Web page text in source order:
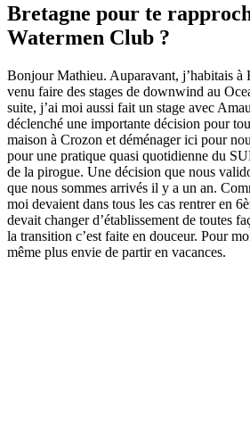
Bretagne pour te
Watermen Club ?
Bonjour Mathieu. Auparavant, j’habitais à
venu faire des stages de downwind au
suite, j’ai moi aussi fait un stage avec
déclenché une importante décision pour
maison à Crozon et déménager ici pour
pour une pratique quasi quotidienne du
de la pirogue. Une décision que nous
que nous sommes arrivés il y a un an.
moi devaient dans tous les cas rentrer en
devait changer d’établissement de toutes
la transition c’est faite en douceur. Pour
même plus envie de partir en vacances.